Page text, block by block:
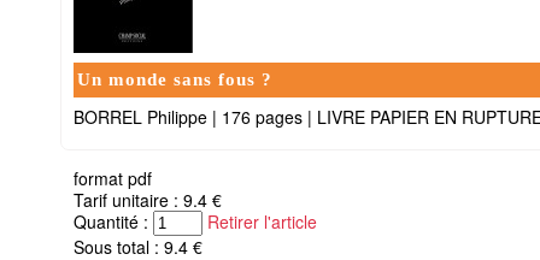
Un monde sans fous ?
BORREL Philippe | 176 pages | LIVRE PAPIER EN
format pdf
Tarif unitaire : 9.4 €
Quantité :
Retirer l'article
Sous total : 9.4 €